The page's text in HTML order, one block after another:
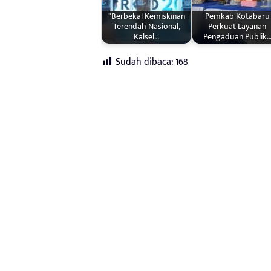
"Berbekal Kemiskinan
Terendah Nasional,
Kalsel…
Pemkab Kotabaru
Perkuat Layanan
Pengaduan Publik…
Sudah dibaca:168